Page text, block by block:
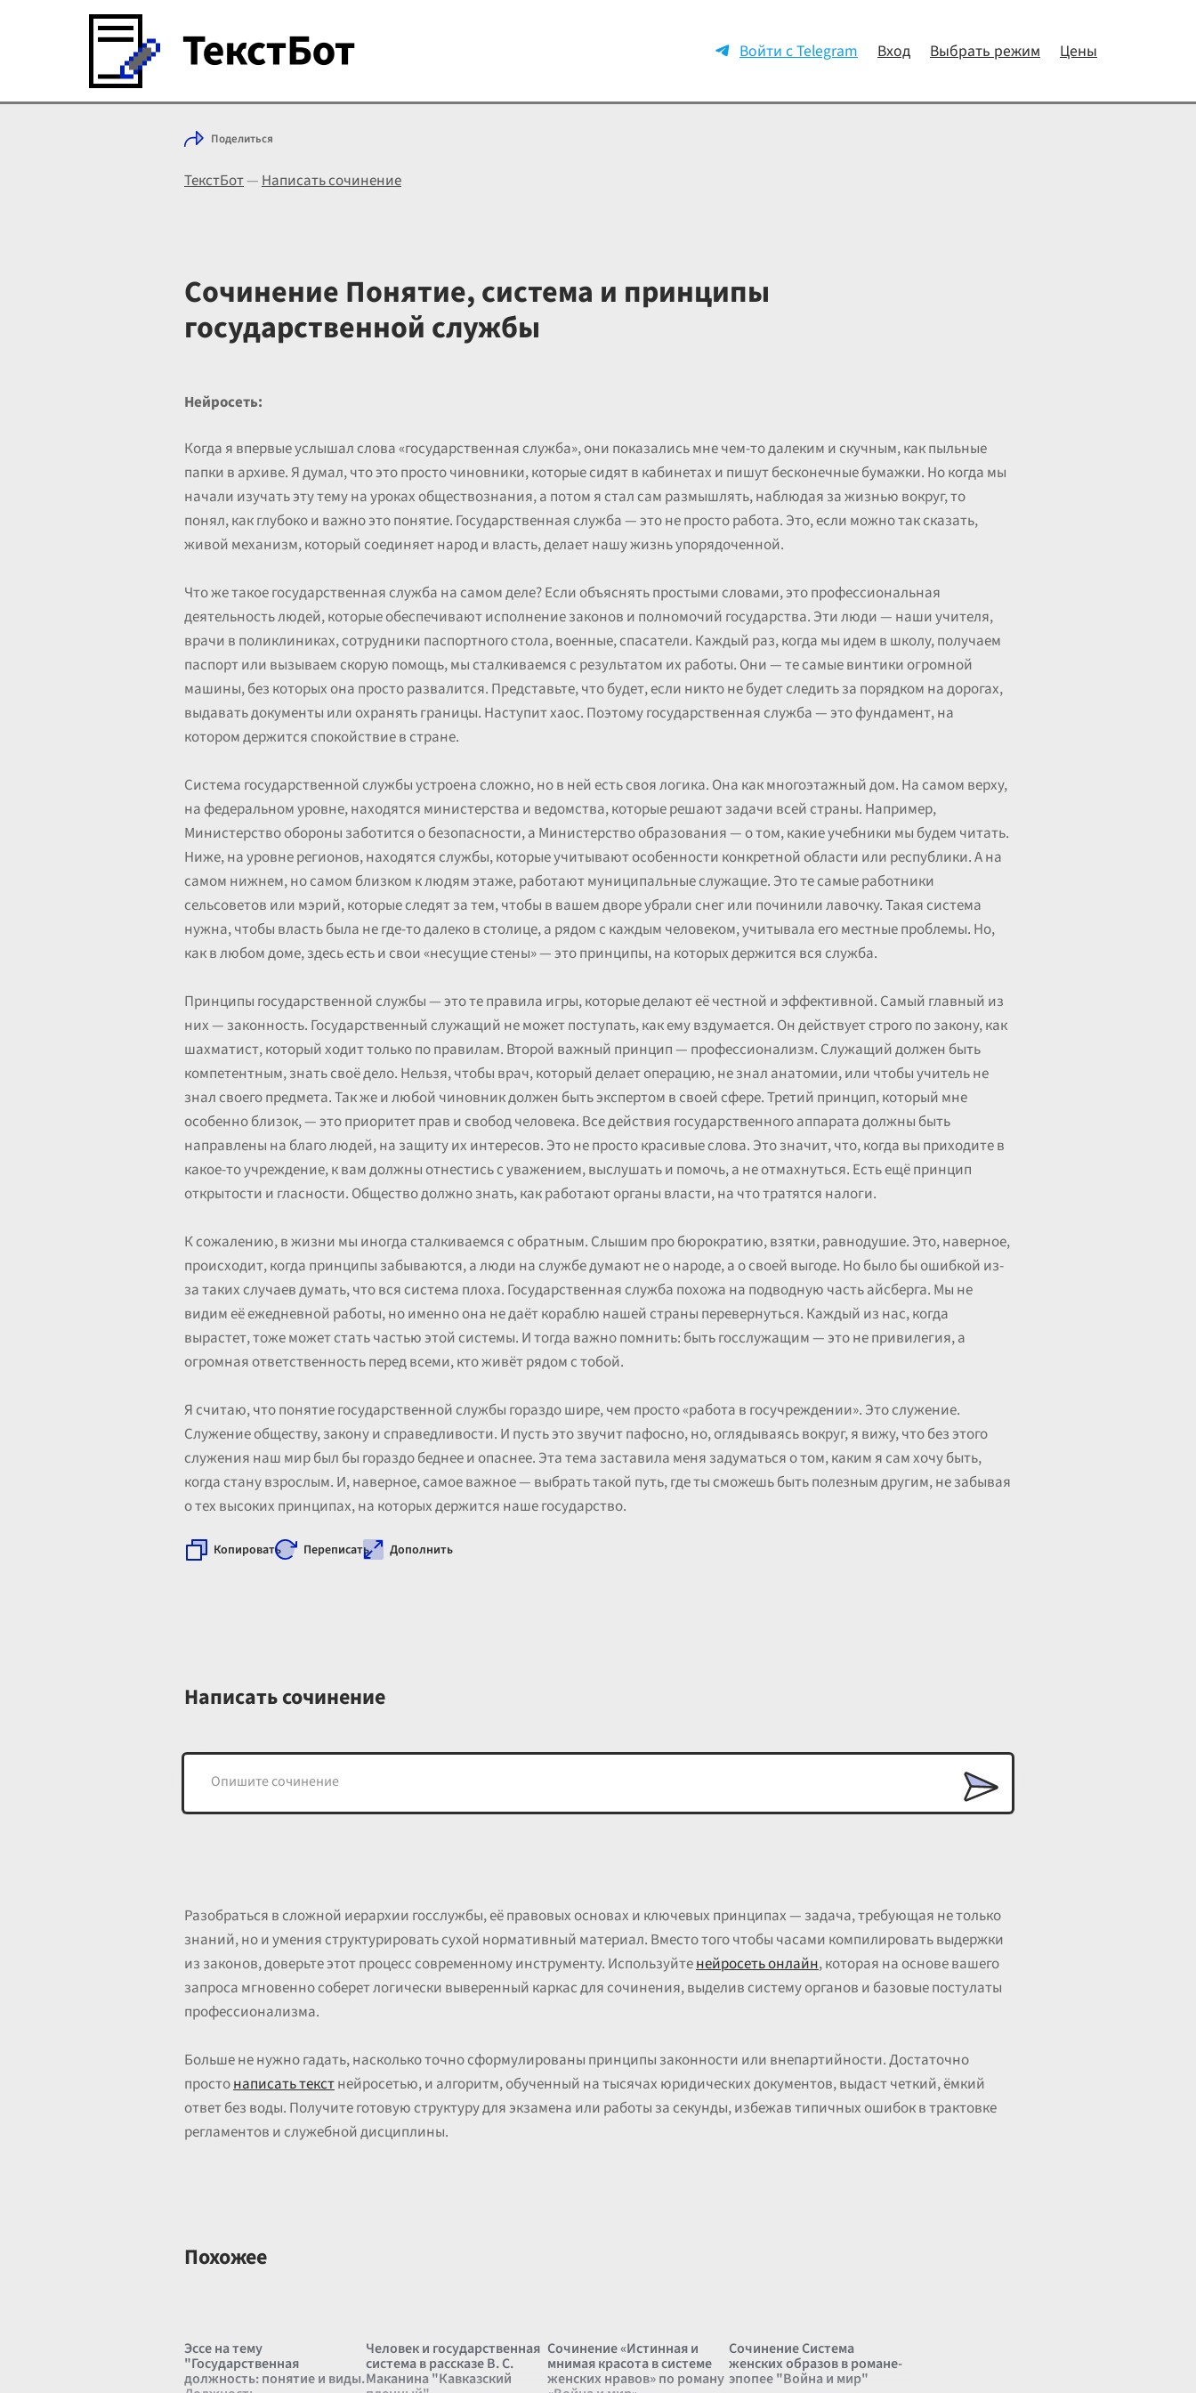
Войти с Telegram Вход Выбрать режим Цены
Поделиться
ТекстБот—Написать сочинение
Сочинение Понятие, система и принципы
государственной службы
Нейросеть:
Когда я впервые услышал слова «государственная служба», они показались мне чем-то далеким и скучным, как пыльные
папки в архиве. Я думал, что это просто чиновники, которые сидят в кабинетах и пишут бесконечные бумажки. Но когда мы
начали изучать эту тему на уроках обществознания, а потом я стал сам размышлять, наблюдая за жизнью вокруг, то
понял, как глубоко и важно это понятие. Государственная служба — это не просто работа. Это, если можно так сказать,
живой механизм, который соединяет народ и власть, делает нашу жизнь упорядоченной.
Что же такое государственная служба на самом деле? Если объяснять простыми словами, это профессиональная
деятельность людей, которые обеспечивают исполнение законов и полномочий государства. Эти люди — наши учителя,
врачи в поликлиниках, сотрудники паспортного стола, военные, спасатели. Каждый раз, когда мы идем в школу, получаем
паспорт или вызываем скорую помощь, мы сталкиваемся с результатом их работы. Они — те самые винтики огромной
машины, без которых она просто развалится. Представьте, что будет, если никто не будет следить за порядком на дорогах,
выдавать документы или охранять границы. Наступит хаос. Поэтому государственная служба — это фундамент, на
котором держится спокойствие в стране.
Система государственной службы устроена сложно, но в ней есть своя логика. Она как многоэтажный дом. На самом верху,
на федеральном уровне, находятся министерства и ведомства, которые решают задачи всей страны. Например,
Министерство обороны заботится о безопасности, а Министерство образования — о том, какие учебники мы будем читать.
Ниже, на уровне регионов, находятся службы, которые учитывают особенности конкретной области или республики. А на
самом нижнем, но самом близком к людям этаже, работают муниципальные служащие. Это те самые работники
сельсоветов или мэрий, которые следят за тем, чтобы в вашем дворе убрали снег или починили лавочку. Такая система
нужна, чтобы власть была не где-то далеко в столице, а рядом с каждым человеком, учитывала его местные проблемы. Но,
как в любом доме, здесь есть и свои «несущие стены» — это принципы, на которых держится вся служба.
Принципы государственной службы — это те правила игры, которые делают её честной и эффективной. Самый главный из
них — законность. Государственный служащий не может поступать, как ему вздумается. Он действует строго по закону, как
шахматист, который ходит только по правилам. Второй важный принцип — профессионализм. Служащий должен быть
компетентным, знать своё дело. Нельзя, чтобы врач, который делает операцию, не знал анатомии, или чтобы учитель не
знал своего предмета. Так же и любой чиновник должен быть экспертом в своей сфере. Третий принцип, который мне
особенно близок, — это приоритет прав и свобод человека. Все действия государственного аппарата должны быть
направлены на благо людей, на защиту их интересов. Это не просто красивые слова. Это значит, что, когда вы приходите в
какое-то учреждение, к вам должны отнестись с уважением, выслушать и помочь, а не отмахнуться. Есть ещё принцип
открытости и гласности. Общество должно знать, как работают органы власти, на что тратятся налоги.
К сожалению, в жизни мы иногда сталкиваемся с обратным. Слышим про бюрократию, взятки, равнодушие. Это, наверное,
происходит, когда принципы забываются, а люди на службе думают не о народе, а о своей выгоде. Но было бы ошибкой из-
за таких случаев думать, что вся система плоха. Государственная служба похожа на подводную часть айсберга. Мы не
видим её ежедневной работы, но именно она не даёт кораблю нашей страны перевернуться. Каждый из нас, когда
вырастет, тоже может стать частью этой системы. И тогда важно помнить: быть госслужащим — это не привилегия, а
огромная ответственность перед всеми, кто живёт рядом с тобой.
Я считаю, что понятие государственной службы гораздо шире, чем просто «работа в госучреждении». Это служение.
Служение обществу, закону и справедливости. И пусть это звучит пафосно, но, оглядываясь вокруг, я вижу, что без этого
служения наш мир был бы гораздо беднее и опаснее. Эта тема заставила меня задуматься о том, каким я сам хочу быть,
когда стану взрослым. И, наверное, самое важное — выбрать такой путь, где ты сможешь быть полезным другим, не забывая
о тех высоких принципах, на которых держится наше государство.
Копировать Переписать Дополнить
Написать сочинение
Разобраться в сложной иерархии госслужбы, её правовых основах и ключевых принципах — задача, требующая не только
знаний, но и умения структурировать сухой нормативный материал. Вместо того чтобы часами компилировать выдержки
из законов, доверьте этот процесс современному инструменту. Используйтенейросеть онлайн, которая на основе вашего
запроса мгновенно соберет логически выверенный каркас для сочинения, выделив систему органов и базовые постулаты
профессионализма.
Больше не нужно гадать, насколько точно сформулированы принципы законности или внепартийности. Достаточно
простонаписать текстнейросетью, и алгоритм, обученный на тысячах юридических документов, выдаст четкий, ёмкий
ответ без воды. Получите готовую структуру для экзамена или работы за секунды, избежав типичных ошибок в трактовке
регламентов и служебной дисциплины.
Похожее
Эссе на тему
"Государственная
должность: понятие и виды.
Человек и государственная
система в рассказе В. С.
Маканина "Кавказский
Сочинение «Истинная и
мнимая красота в системе
женских нравов» по роману
Сочинение Система
женских образов в романе-
эпопее "Война и мир"